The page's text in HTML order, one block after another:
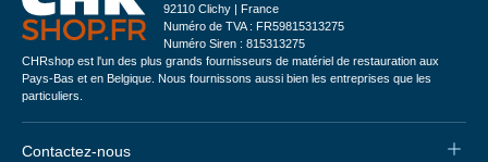
92110 Clichy | France
Numéro de TVA : FR59815313275
Numéro Siren : 815313275
CHRshop est l'un des plus grands fournisseurs de matériel de restauration aux
Pays-Bas et en Belgique. Nous fournissons aussi bien les entreprises que les
particuliers.
Contactez-nous